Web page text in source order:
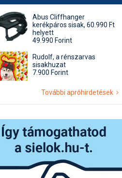
Abus Cliffhanger
kerékpáros sisak, 60.990 Ft
helyett
49.990 Forint
Rudolf, a rénszarvas
sisakhuzat
7.900 Forint
További apróhirdetések